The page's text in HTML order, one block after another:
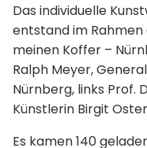
Das individuelle
entstand im
meinen Koffer –
Ralph Meyer,
Nürnberg, links Prof.
Künstlerin Birgit
Es kamen 140